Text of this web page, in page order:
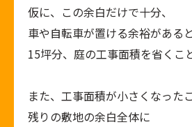
仮に、この余白だけで十分、
車や自転車が置ける余裕がある
15坪分、庭の工事面積を省くこ
また、工事面積が小さくなった
残りの敷地の余白全体に